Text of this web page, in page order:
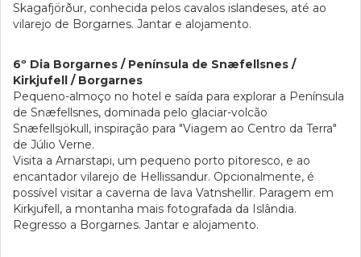
Skagafjörður, conhecida pelos cavalos islandeses, até ao
vilarejo de Borgarnes. Jantar e alojamento.
6º Dia Borgarnes / Península de Snæfellsnes /
Kirkjufell / Borgarnes
Pequeno-almoço no hotel e saída para explorar a Península
de Snæfellsnes, dominada pelo glaciar-volcão
Snæfellsjökull, inspiração para "Viagem ao Centro da Terra"
de Júlio Verne.
Visita a Arnarstapi, um pequeno porto pitoresco, e ao
encantador vilarejo de Hellissandur. Opcionalmente, é
possível visitar a caverna de lava Vatnshellir. Paragem em
Kirkjufell, a montanha mais fotografada da Islândia.
Regresso a Borgarnes. Jantar e alojamento.